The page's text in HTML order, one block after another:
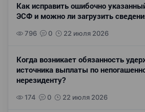
Как исправить ошибочно
ЭСФ и можно ли загрузить
796 0 22 июля 2026
Когда возникает обязанность
источника выплаты по
нерезиденту?
174 0 22 июля 2026